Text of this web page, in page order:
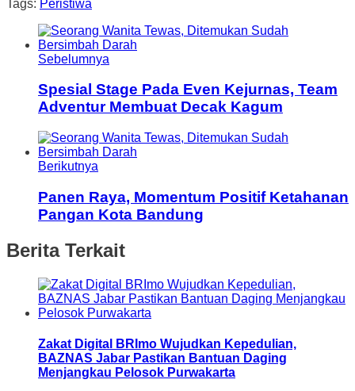
Tags: Peristiwa
Sebelumnya
Spesial Stage Pada Even Kejurnas, Team
Adventur Membuat Decak Kagum
Berikutnya
Panen Raya, Momentum Positif Ketahanan
Pangan Kota Bandung
Berita Terkait
Zakat Digital BRImo Wujudkan Kepedulian,
BAZNAS Jabar Pastikan Bantuan Daging
Menjangkau Pelosok Purwakarta